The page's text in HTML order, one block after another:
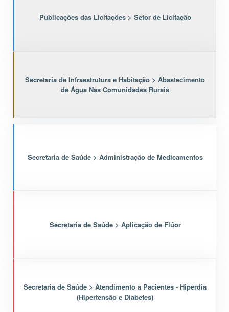
Publicações das Licitações > Setor de Licitação
Secretaria de Infraestrutura e Habitação > Abastecimento
de Água Nas Comunidades Rurais
Secretaria de Saúde > Administração de Medicamentos
Secretaria de Saúde > Aplicação de Flúor
Secretaria de Saúde > Atendimento a Pacientes - Hiperdia
(Hipertensão e Diabetes)